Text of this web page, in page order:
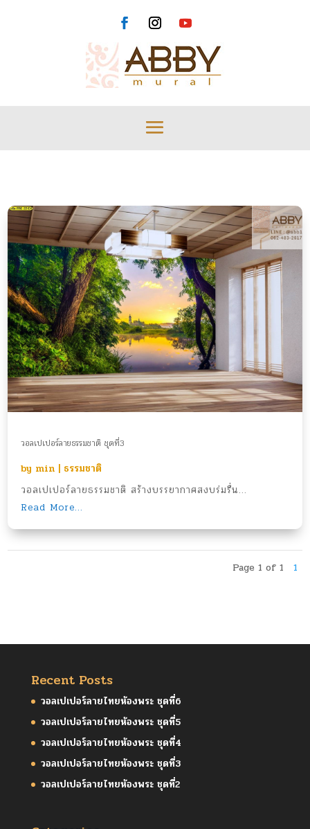
วอลเปเปอร์ลายธรรมชาติ ชุดที่3
by min | ธรรมชาติ
วอลเปเปอร์ลายธรรมชาติ สร้างบรรยากาศสงบร่มรื่น...
Read More...
Page 1 of 1 1
Recent Posts
วอลเปเปอร์ลายไทยห้องพระ ชุดที่6
วอลเปเปอร์ลายไทยห้องพระ ชุดที่5
วอลเปเปอร์ลายไทยห้องพระ ชุดที่4
วอลเปเปอร์ลายไทยห้องพระ ชุดที่3
วอลเปเปอร์ลายไทยห้องพระ ชุดที่2